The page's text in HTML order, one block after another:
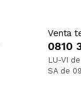
Venta
0810
LU-VI
SA de